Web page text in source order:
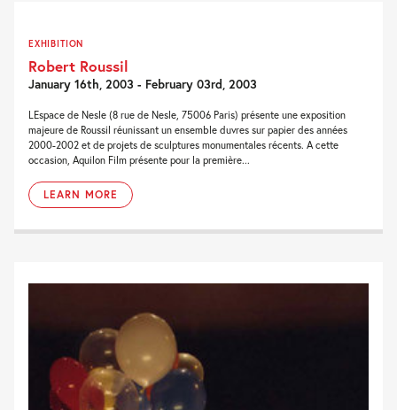
EXHIBITION
Robert Roussil
January 16th, 2003 - February 03rd, 2003
LEspace de Nesle (8 rue de Nesle, 75006 Paris) présente une exposition
majeure de Roussil réunissant un ensemble duvres sur papier des années
2000-2002 et de projets de sculptures monumentales récents. A cette
occasion, Aquilon Film présente pour la première...
LEARN MORE